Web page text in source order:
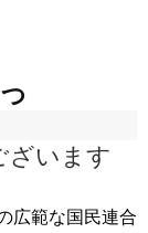
ざいます
広範な国民連合